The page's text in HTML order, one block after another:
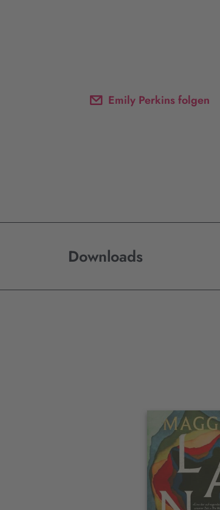
Emily Perkins folgen
Downloads
Interaktives
Slider-
Element